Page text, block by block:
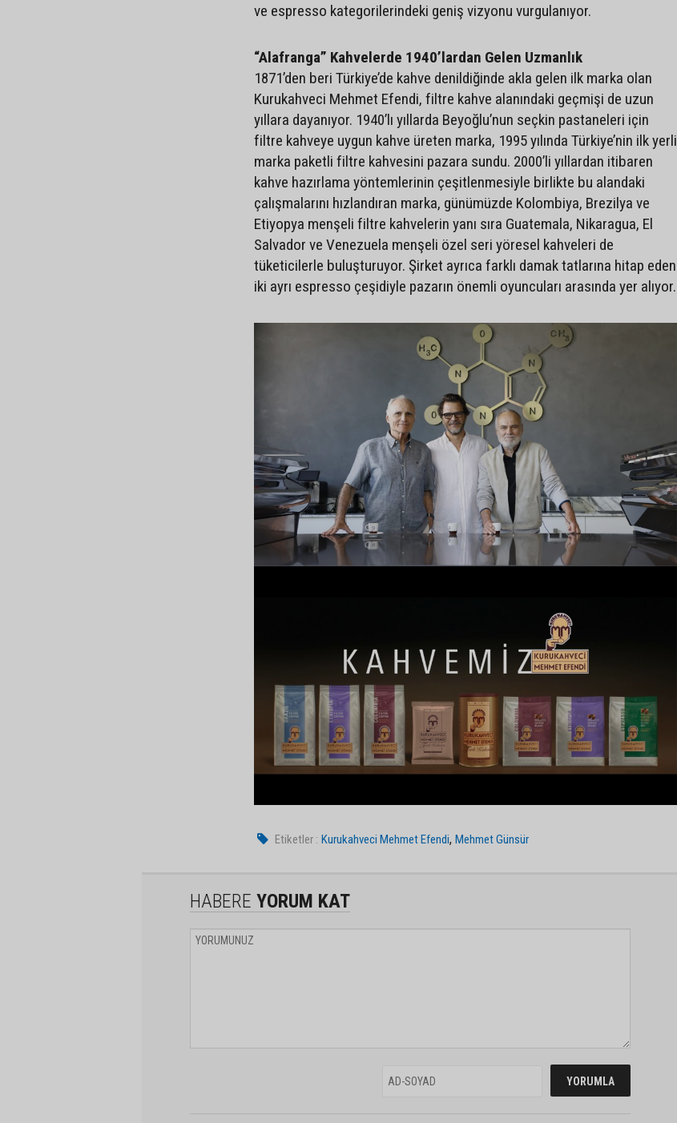
ve espresso kategorilerindeki geniş vizyonu vurgulanıyor.
“Alafranga” Kahvelerde 1940’lardan Gelen Uzmanlık
1871’den beri Türkiye’de kahve denildiğinde akla gelen ilk marka olan
Kurukahveci Mehmet Efendi, filtre kahve alanındaki geçmişi de uzun
yıllara dayanıyor. 1940’lı yıllarda Beyoğlu’nun seçkin pastaneleri için
filtre kahveye uygun kahve üreten marka, 1995 yılında Türkiye’nin ilk yerli
marka paketli filtre kahvesini pazara sundu. 2000’li yıllardan itibaren
kahve hazırlama yöntemlerinin çeşitlenmesiyle birlikte bu alandaki
çalışmalarını hızlandıran marka, günümüzde Kolombiya, Brezilya ve
Etiyopya menşeli filtre kahvelerin yanı sıra Guatemala, Nikaragua, El
Salvador ve Venezuela menşeli özel seri yöresel kahveleri de
tüketicilerle buluşturuyor. Şirket ayrıca farklı damak tatlarına hitap eden
iki ayrı espresso çeşidiyle pazarın önemli oyuncuları arasında yer alıyor.
Etiketler : Kurukahveci Mehmet Efendi,Mehmet Günsür
HABERE YORUM KAT